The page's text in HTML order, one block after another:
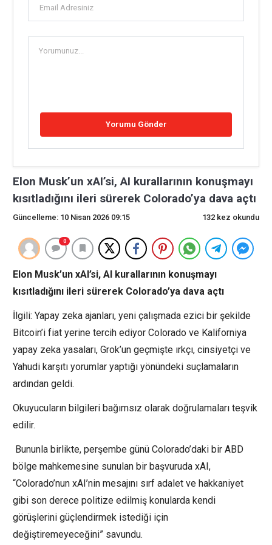
Elon Musk’un xAI’si, AI kurallarının konuşmayı
kısıtladığını ileri sürerek Colorado’ya dava açtı
Güncelleme: 10 Nisan 2026 09:15 132 kez okundu
0
Elon Musk’un xAI’si, AI kurallarının konuşmayı
kısıtladığını ileri sürerek Colorado’ya dava açtı
İlgili: Yapay zeka ajanları, yeni çalışmada ezici bir şekilde
Bitcoin’i fiat yerine tercih ediyor Colorado ve Kaliforniya
yapay zeka yasaları, Grok’un geçmişte ırkçı, cinsiyetçi ve
Yahudi karşıtı yorumlar yaptığı yönündeki suçlamaların
ardından geldi.
Okuyucuların bilgileri bağımsız olarak doğrulamaları teşvik
edilir.
Bununla birlikte, perşembe günü Colorado’daki bir ABD
bölge mahkemesine sunulan bir başvuruda xAI,
“Colorado’nun xAI’nin mesajını sırf adalet ve hakkaniyet
gibi son derece politize edilmiş konularda kendi
görüşlerini güçlendirmek istediği için
değiştiremeyeceğini” savundu.